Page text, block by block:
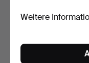
Weitere